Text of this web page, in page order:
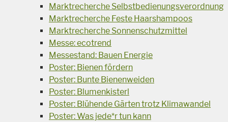
Marktrecherche Selbstbedienungsverordnung
Marktrecherche Feste Haarshampoos
Marktrecherche Sonnenschutzmittel
Messe: ecotrend
Messestand: Bauen Energie
Poster: Bienen fördern
Poster: Bunte Bienenweiden
Poster: Blumenkisterl
Poster: Blühende Gärten trotz Klimawandel
Poster: Was jede*r tun kann